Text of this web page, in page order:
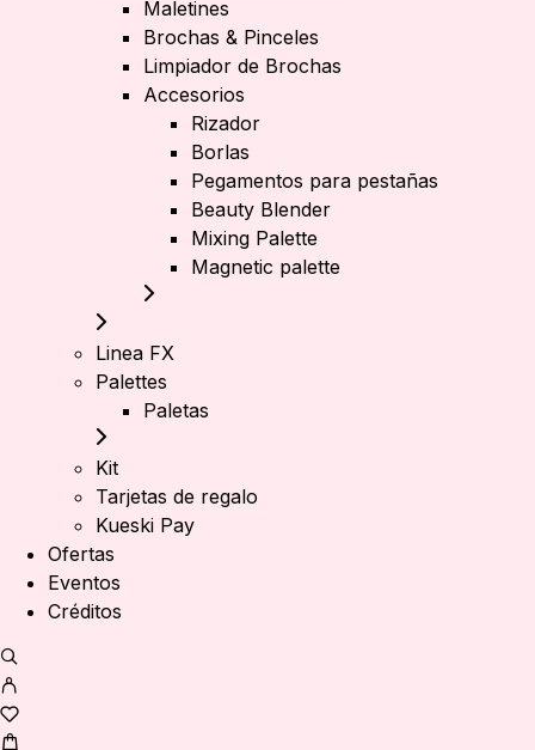
Maletines
Brochas & Pinceles
Limpiador de Brochas
Accesorios
Rizador
Borlas
Pegamentos para pestañas
Beauty Blender
Mixing Palette
Magnetic palette
Linea FX
Palettes
Paletas
Kit
Tarjetas de regalo
Kueski Pay
Ofertas
Eventos
Créditos